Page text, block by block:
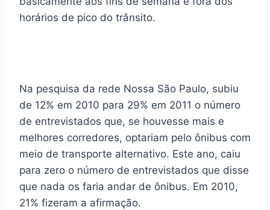
horários de pico do trânsito.
Na pesquisa da rede Nossa São Paulo, subiu
de 12% em 2010 para 29% em 2011 o número
de entrevistados que, se houvesse mais e
melhores corredores, optariam pelo ônibus com
meio de transporte alternativo. Este ano, caiu
para zero o número de entrevistados que disse
que nada os faria andar de ônibus. Em 2010,
21% fizeram a afirmação.